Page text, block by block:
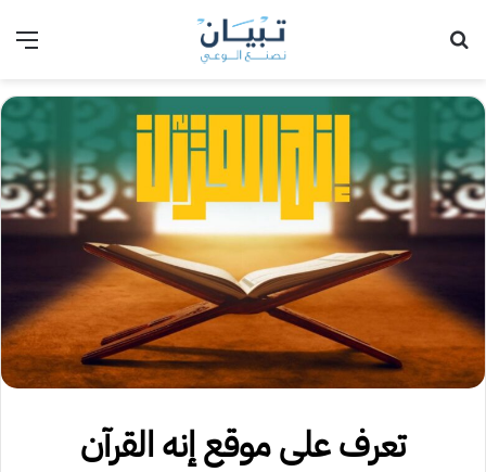
تعرف على موقع إنه القرآن